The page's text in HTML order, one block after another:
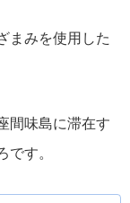
まみを使用した
間味島に滞在す
です。